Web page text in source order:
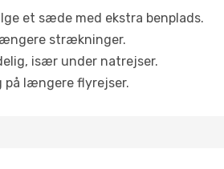
et sæde med ekstra benplads.
strækninger.
især under natrejser.
på længere flyrejser.